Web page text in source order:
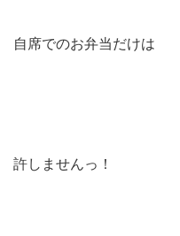
自席でのお弁当だけは
許しませんっ！